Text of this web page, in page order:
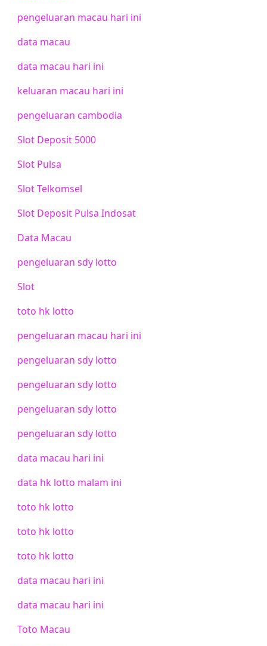
pengeluaran macau hari ini
data macau
data macau hari ini
keluaran macau hari ini
pengeluaran cambodia
Slot Deposit 5000
Slot Pulsa
Slot Telkomsel
Slot Deposit Pulsa Indosat
Data Macau
pengeluaran sdy lotto
Slot
toto hk lotto
pengeluaran macau hari ini
pengeluaran sdy lotto
pengeluaran sdy lotto
pengeluaran sdy lotto
pengeluaran sdy lotto
data macau hari ini
data hk lotto malam ini
toto hk lotto
toto hk lotto
toto hk lotto
data macau hari ini
data macau hari ini
Toto Macau